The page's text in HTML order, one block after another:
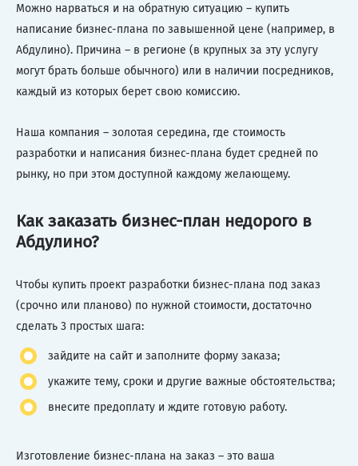
Можно нарваться и на обратную ситуацию – купить
написание бизнес-плана по завышенной цене (например, в
Абдулино). Причина – в регионе (в крупных за эту услугу
могут брать больше обычного) или в наличии посредников,
каждый из которых берет свою комиссию.
Наша компания – золотая середина, где стоимость
разработки и написания бизнес-плана будет средней по
рынку, но при этом доступной каждому желающему.
Как заказать бизнес-план недорого в
Абдулино?
Чтобы купить проект разработки бизнес-плана под заказ
(срочно или планово) по нужной стоимости, достаточно
сделать 3 простых шага:
зайдите на сайт и заполните форму заказа;
укажите тему, сроки и другие важные обстоятельства;
внесите предоплату и ждите готовую работу.
Изготовление бизнес-плана на заказ – это ваша